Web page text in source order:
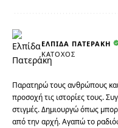
ΕΛΠΊΔΑ ΠΑΤΕΡΆΚΗ
ΚΆΤΟΧΟΣ
Παρατηρώ τους ανθρώπους
προσοχή τις ιστορίες τους.
στιγμές. Δημιουργώ όπως
από την αρχή. Αγαπώ το